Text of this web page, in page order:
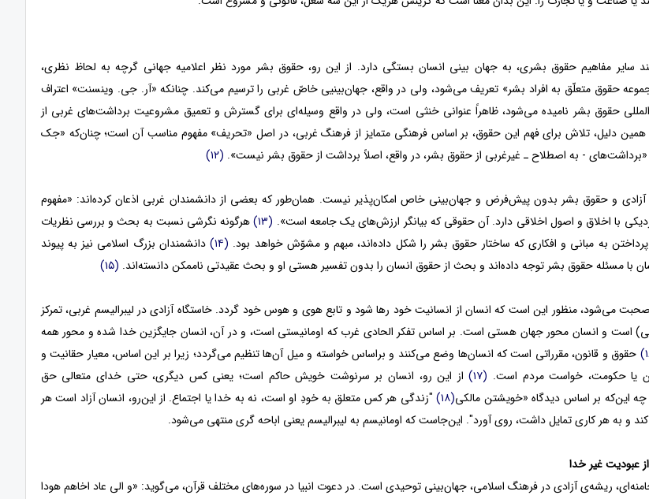
سایر مفاهیم حقوق بشری، به جهان بینی انسان بستگی دارد. از این رو، حقوق بشر مورد نظر اعلامیه جهانی گرچه به لحاظ نظری،
حقوق متعلّق به افراد بشر» تعریف می‌شود، ولی در واقع، جهان‌بینیی خاصّ غربی را ترسیم می‌کند. چنانکه «آر. جی. وینسنت» اعتراف
حقوق بشر نامیده می‌شود، ظاهراً عنوانی خنثی است، ولی در واقع وسیله‌ای برای گسترش و تعمیق مشروعیت برداشت‌های غربی از
همین دلیل، تلاش برای فهم این حقوق، بر اساس فرهنگی متمایز از فرهنگ غربی، در اصل «تحریف» مفهوم مناسب آن است؛ چنان‌که «جک
- به اصطلاح ـ غیرغربی از حقوق بشر، در واقع، اصلاً برداشت از حقوق بشر نیست». (۱۲)
آزادی و حقوق بشر بدون پیش‌فرض و جهان‌بینی خاص امکان‌پذیر نیست. همان‌طور که بعضی از دانشمندان غربی اذعان کرده‌اند: «مفهوم
با اخلاق و اصول اخلاقی دارد. آن حقوقی که بیانگر ارزش‌های یک جامعه است». (۱۳)
هرگونه نگرشی نسبت به بحث و بررسی نظریات
به مبانی و افکاری که ساختار حقوق بشر را شکل داده‌اند، مبهم و مشوّش خواهد بود. (۱۴)
دانشمندان بزرگ اسلامی نیز به پیوند
با مسئله حقوق بشر توجه داده‌اند و بحث از حقوق انسان را بدون تفسیر هستی او و بحث عقیدتی ناممکن دانسته‌اند. (۱۵)
می‌شود، منظور این است که انسان از انسانیت خود رها شود و تابع هوی و هوس خود گردد. خاستگاه آزادی در لیبرالیسم غربی، تمرکز
است و انسان محور جهان هستی است. بر اساس تفکر الحادی غرب که اومانیستی است، و در آن، انسان جایگزین خدا شده و محور همه
حقوق و قانون، مقرراتی است که انسان‌ها وضع می‌کنند و براساس خواسته و میل آن‌ها تنظیم می‌گردد؛ زیرا بر این اساس، معیار حقانیت و
یا حکومت، خواست مردم است. (۱۷)
از این رو، انسان بر سرنوشت خویش حاکم است؛ یعنی کس دیگری، حتی خدای متعالی حق
چه این‌که بر اساس دیدگاه «خویشتن مالکی(۱۸)
"زندگی هر کس متعلق به خودِ او است، نه به خدا یا اجتماع. از این‌رو، انسان آزاد است هر
و به هر کاری تمایل داشت، روی آورد". این‌جاست که اومانیسم به لیبرالیسم یعنی اباحه گری منتهی می‌شود.
عبودیت غیر خدا
ریشه‌ی آزادی در فرهنگ اسلامی، جهان‌بینی توحیدی است. در دعوت انبیا در سوره‌های مختلف قرآن، می‌گوید: «و الی عاد اخاهم هودا